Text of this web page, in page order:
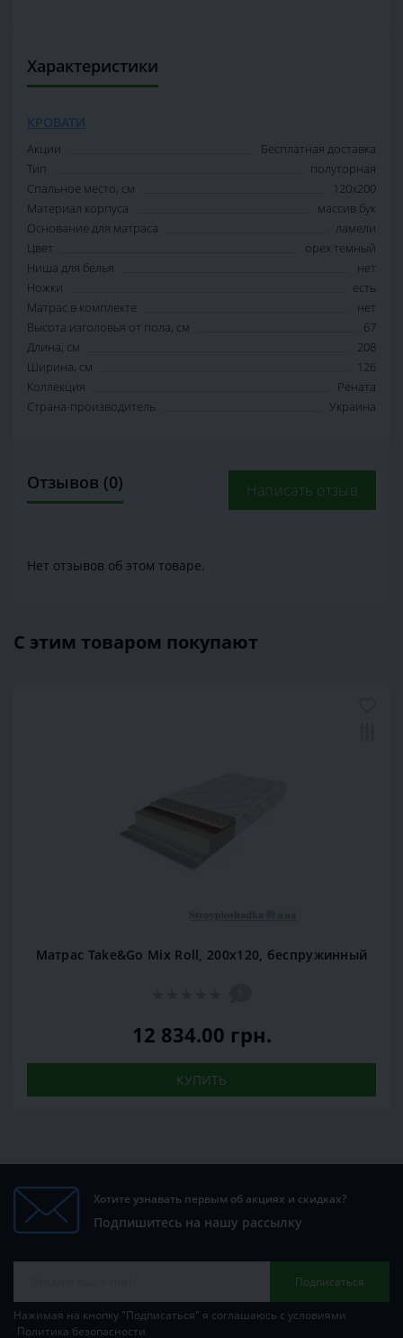
Характеристики
КРОВАТИ
Акции
Бесплатная доставка
Тип
полуторная
Спальное место, см
120х200
Материал корпуса
массив бук
Основание для матраса
ламели
Цвет
орех темный
Ниша для белья
нет
Ножки
есть
Матрас в комплекте
нет
Высота изголовья от пола, см
67
Длина, см
208
Ширина, см
126
Коллекция
Рената
Страна-производитель
Украина
Отзывов (0) Написать отзыв
Нет отзывов об этом товаре.
С этим товаром покупают
Матрас Take&Go Mix Roll, 200x120, беспружинный
12 834.00 грн.
КУПИТЬ
Хотите узнавать первым об акциях и скидках?
Подпишитесь на нашу рассылку
Подписаться
Нажимая на кнопку "Подписаться" я соглашаюсь с условиями
Политика безопасности